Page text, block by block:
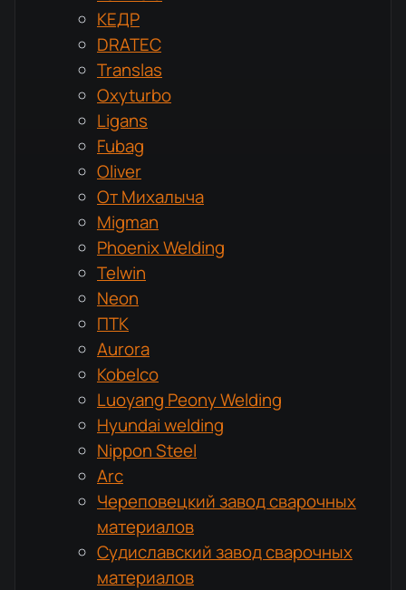
КЕДР
DRATEC
Translas
Oxyturbo
Ligans
Fubag
Oliver
От Михалыча
Migman
Phoenix Welding
Telwin
Neon
ПТК
Aurora
Kobelco
Luoyang Peony Welding
Hyundai welding
Nippon Steel
Arc
Череповецкий завод сварочных
материалов
Судиславский завод сварочных
материалов